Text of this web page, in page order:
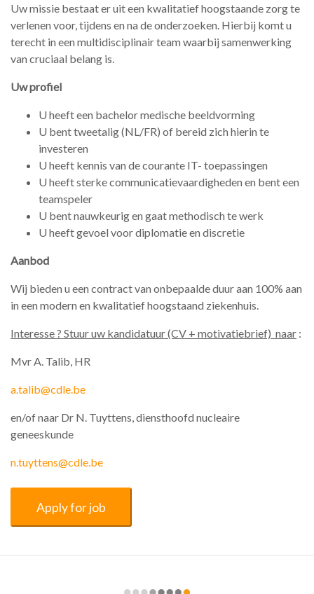
Uw missie bestaat er uit een kwalitatief hoogstaande zorg te
verlenen voor, tijdens en na de onderzoeken. Hierbij komt u
terecht in een multidisciplinair team waarbij samenwerking
van cruciaal belang is.
Uw profiel
U heeft een bachelor medische beeldvorming
U bent tweetalig (NL/FR) of bereid zich hierin te
investeren
U heeft kennis van de courante IT- toepassingen
U heeft sterke communicatievaardigheden en bent een
teamspeler
U bent nauwkeurig en gaat methodisch te werk
U heeft gevoel voor diplomatie en discretie
Aanbod
Wij bieden u een contract van onbepaalde duur aan 100% aan
in een modern en kwalitatief hoogstaand ziekenhuis.
Interesse ? Stuur uw kandidatuur (CV + motivatiebrief) naar :
Mvr A. Talib, HR
a.talib@cdle.be
en/of naar Dr N. Tuyttens, diensthoofd nucleaire
geneeskunde
n.tuyttens@cdle.be